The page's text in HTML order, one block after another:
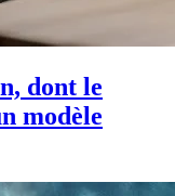
dont le
modèle